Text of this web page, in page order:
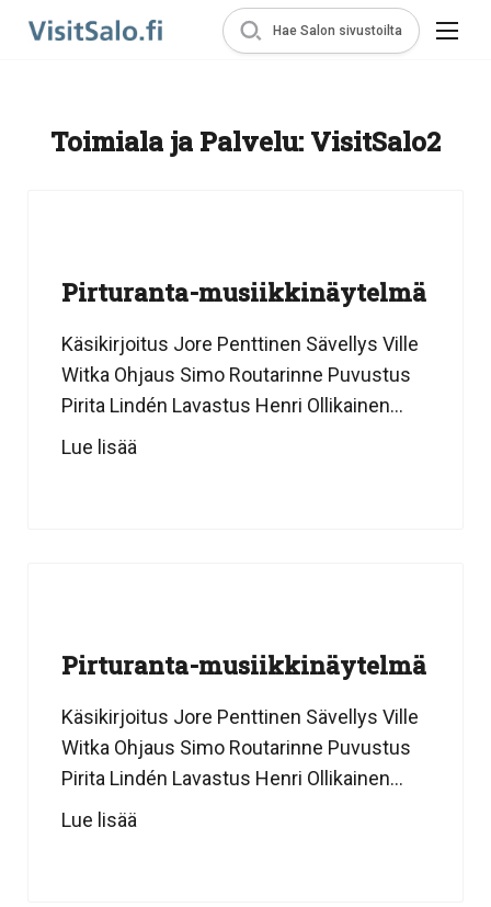
Hae Salon sivustoilta
Toimiala ja Palvelu: VisitSalo2
Pirturanta-musiikkinäytelmä
Käsikirjoitus Jore Penttinen Sävellys Ville
Witka Ohjaus Simo Routarinne Puvustus
Pirita Lindén Lavastus Henri Ollikainen...
Lue lisää
Pirturanta-musiikkinäytelmä
Käsikirjoitus Jore Penttinen Sävellys Ville
Witka Ohjaus Simo Routarinne Puvustus
Pirita Lindén Lavastus Henri Ollikainen...
Lue lisää